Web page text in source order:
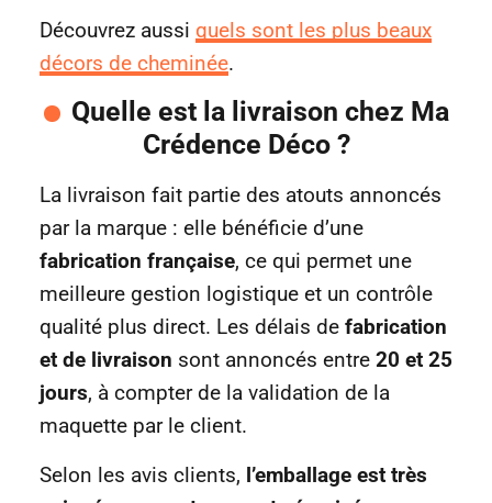
Découvrez aussi quels sont les plus beaux
décors de cheminée.
Quelle est la livraison chez Ma
Crédence Déco ?
La livraison fait partie des atouts annoncés
par la marque : elle bénéficie d’une
fabrication française, ce qui permet une
meilleure gestion logistique et un contrôle
qualité plus direct. Les délais de fabrication
et de livraison sont annoncés entre 20 et 25
jours, à compter de la validation de la
maquette par le client.
Selon les avis clients, l’emballage est très